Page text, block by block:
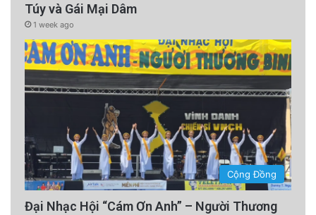
Túy và Gái Mại Dâm
1 week ago
Cộng Đồng
Đại Nhạc Hội “Cám Ơn Anh” – Người Thương